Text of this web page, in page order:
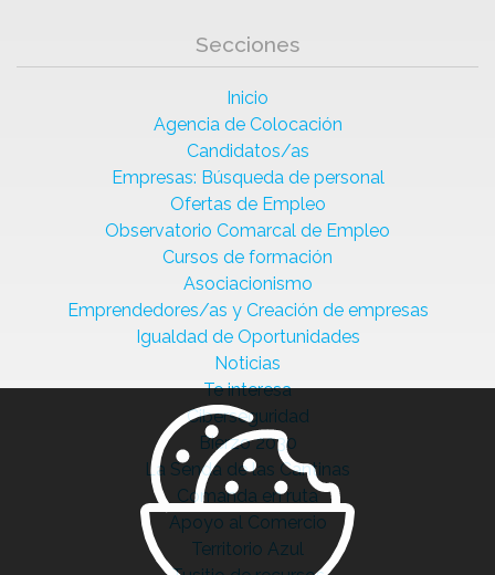
Secciones
Inicio
Agencia de Colocación
Candidatos/as
Empresas: Búsqueda de personal
Ofertas de Empleo
Observatorio Comarcal de Empleo
Cursos de formación
Asociacionismo
Emprendedores/as y Creación de empresas
Igualdad de Oportunidades
Noticias
Te interesa
Ciberseguridad
Bierzo 2030
La Senda de las Cantinas
Comanda en ruta
Apoyo al Comercio
Territorio Azul